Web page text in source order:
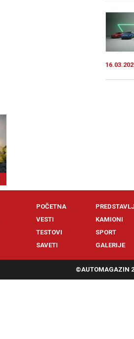
POČETNA
VESTI
TESTOVI
SAVETI
KAMIONI
SPORT
GALERIJE
©AUTOMAGAZIN